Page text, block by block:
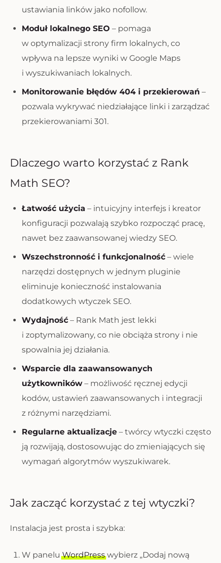
ustawiania linków jako nofollow.
Moduł lokalnego SEO – pomaga
w optymalizacji strony firm lokalnych, co
wpływa na lepsze wyniki w Google Maps
i wyszukiwaniach lokalnych.
Monitorowanie błędów 404 i przekierowań –
pozwala wykrywać niedziałające linki i zarządzać
przekierowaniami 301.
Dlaczego warto korzystać z Rank
Math SEO?
Łatwość użycia – intuicyjny interfejs i kreator
konfiguracji pozwalają szybko rozpocząć pracę,
nawet bez zaawansowanej wiedzy SEO.
Wszechstronność i funkcjonalność – wiele
narzędzi dostępnych w jednym pluginie
eliminuje konieczność instalowania
dodatkowych wtyczek SEO.
Wydajność – Rank Math jest lekki
i zoptymalizowany, co nie obciąża strony i nie
spowalnia jej działania.
Wsparcie dla zaawansowanych
użytkowników – możliwość ręcznej edycji
kodów, ustawień zaawansowanych i integracji
z różnymi narzędziami.
Regularne aktualizacje – twórcy wtyczki często
ją rozwijają, dostosowując do zmieniających się
wymagań algorytmów wyszukiwarek.
Jak zacząć korzystać z tej wtyczki?
Instalacja jest prosta i szybka:
W paneluWordPresswybierz „Dodaj nową